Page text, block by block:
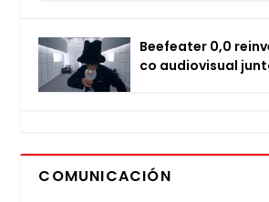
Bee­fea­ter 0,0
co audio­vi­sual
COMUNICACIÓN